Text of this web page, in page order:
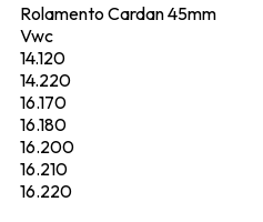
Rolamento Cardan 45mm
Vwc
14.120
14.220
16.170
16.180
16.200
16.210
16.220